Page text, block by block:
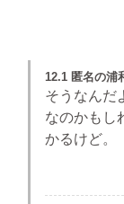
12.1 匿名の浦
そうなんだ
なのかもし
かるけど。